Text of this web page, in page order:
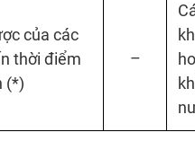
của các
thời điểm
(*)
–